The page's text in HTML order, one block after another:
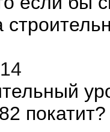
покатит?